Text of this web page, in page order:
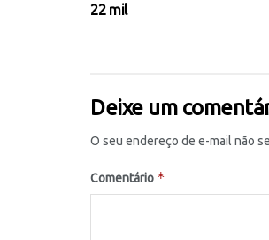
22 mil
Deixe um
O seu endereço de e-mail não
Comentário *